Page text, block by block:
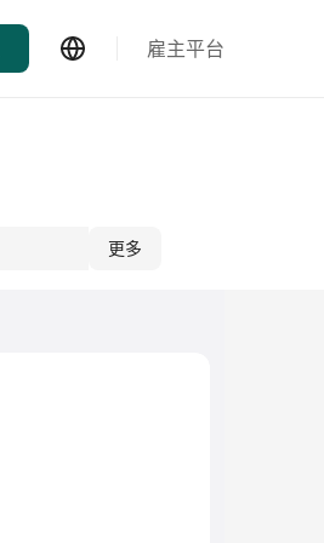
雇主平台
更多